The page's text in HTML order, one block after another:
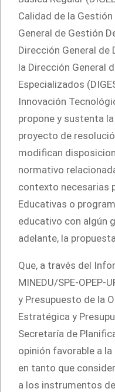
Calidad de la
General de Gestión
Dirección General de
la Dirección General
Especializados
Innovación
propone y sustenta
proyecto de
modifican
normativo
contexto necesarias
Educativas o
educativo con algún
adelante, la
Que, a través del
MINEDU/SPE-OPEP-
y Presupuesto de la
Estratégica y
Secretaría de
opinión favorable a
en tanto que
a los instrumentos